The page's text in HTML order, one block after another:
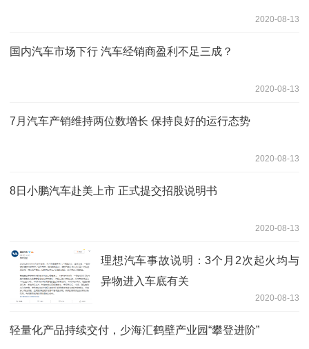
2020-08-13
国内汽车市场下行 汽车经销商盈利不足三成？
2020-08-13
7月汽车产销维持两位数增长 保持良好的运行态势
2020-08-13
8日小鹏汽车赴美上市 正式提交招股说明书
2020-08-13
理想汽车事故说明：3个月2次起火均与
异物进入车底有关
2020-08-13
轻量化产品持续交付，少海汇鹤壁产业园“攀登进阶”